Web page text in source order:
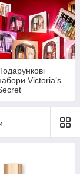
для себе
косметика,
Victoria’s